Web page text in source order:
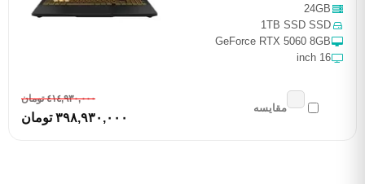
24GB
1TB SSD SSD
GeForce RTX 5060 8GB
16 inch
٤١٤,٩٣٠,٠٠٠ تومان
٣٩٨,٩٣٠,٠٠٠ تومان
مقایسه